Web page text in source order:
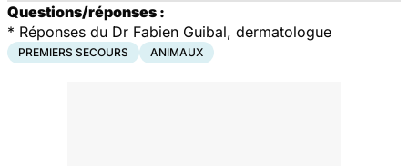
Questions/réponses :
* Réponses du Dr Fabien Guibal, dermatologue
PREMIERS SECOURS ANIMAUX